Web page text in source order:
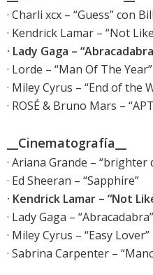
· Charli xcx – “Guess” con
· Kendrick Lamar – “Not
· Lady Gaga –
· Lorde – “Man Of The Year”
· Miley Cyrus – “End of the
· ROSÉ & Bruno Mars –
__Cinematografía__
· Ariana Grande – “brighter
· Ed Sheeran – “Sapphire”
· Kendrick Lamar – “Not
· Lady Gaga – “Abracadabra”
· Miley Cyrus – “Easy Lover”
· Sabrina Carpenter –